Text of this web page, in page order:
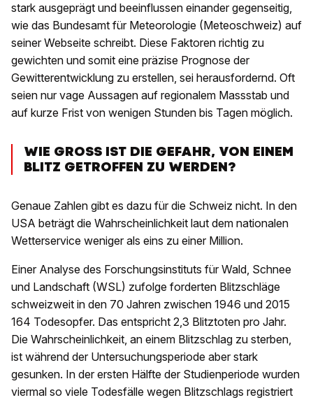
stark ausgeprägt und beeinflussen einander gegenseitig,
wie das Bundesamt für Meteorologie (Meteoschweiz) auf
seiner Webseite schreibt. Diese Faktoren richtig zu
gewichten und somit eine präzise Prognose der
Gewitterentwicklung zu erstellen, sei herausfordernd. Oft
seien nur vage Aussagen auf regionalem Massstab und
auf kurze Frist von wenigen Stunden bis Tagen möglich.
WIE GROSS IST DIE GEFAHR, VON EINEM
BLITZ GETROFFEN ZU WERDEN?
Genaue Zahlen gibt es dazu für die Schweiz nicht. In den
USA beträgt die Wahrscheinlichkeit laut dem nationalen
Wetterservice weniger als eins zu einer Million.
Einer Analyse des Forschungsinstituts für Wald, Schnee
und Landschaft (WSL) zufolge forderten Blitzschläge
schweizweit in den 70 Jahren zwischen 1946 und 2015
164 Todesopfer. Das entspricht 2,3 Blitztoten pro Jahr.
Die Wahrscheinlichkeit, an einem Blitzschlag zu sterben,
ist während der Untersuchungsperiode aber stark
gesunken. In der ersten Hälfte der Studienperiode wurden
viermal so viele Todesfälle wegen Blitzschlags registriert